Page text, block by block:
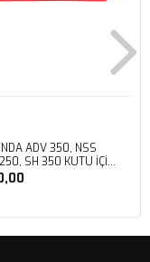
ADV 350, NSS
SH 350 KUTU İÇİ
HAVA FİLTRESİ